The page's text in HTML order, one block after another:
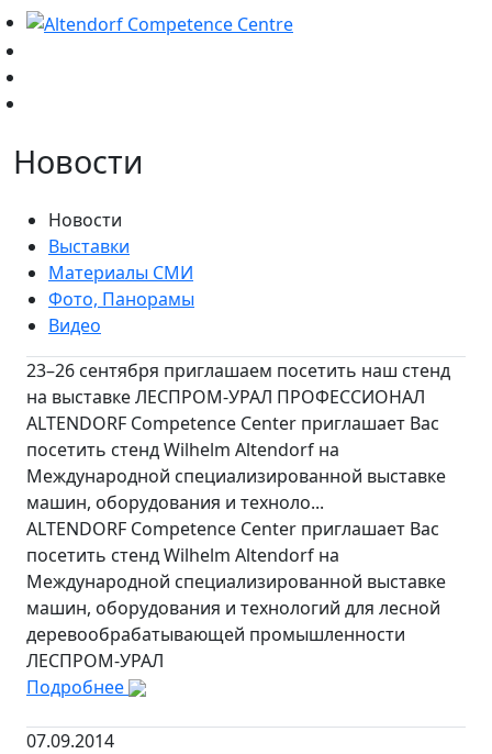
Новости
Новости
Выставки
Материалы СМИ
Фото, Панорамы
Видео
23–26 сентября приглашаем посетить наш стенд
на выставке ЛЕСПРОМ-УРАЛ ПРОФЕССИОНАЛ
ALTENDORF Competence Center приглашает Вас
посетить стенд Wilhelm Altendorf на
Международной специализированной выставке
машин, оборудования и техноло...
ALTENDORF Competence Center приглашает Вас
посетить стенд Wilhelm Altendorf на
Международной специализированной выставке
машин, оборудования и технологий для лесной
деревообрабатывающей промышленности
ЛЕСПРОМ-УРАЛ
Подробнее
07.09.2014